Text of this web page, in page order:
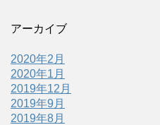
アーカイブ
2020年2月
2020年1月
2019年12月
2019年9月
2019年8月